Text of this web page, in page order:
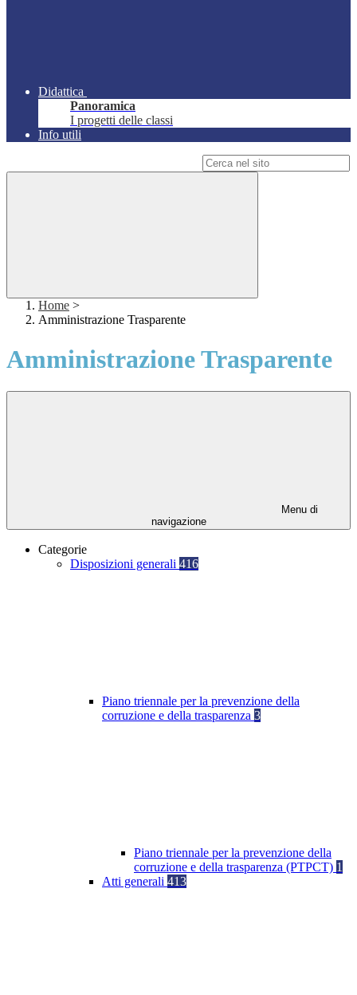
Didattica
Panoramica
I progetti delle classi
Info utili
Home >
Amministrazione Trasparente
Amministrazione Trasparente
Menu di
navigazione
Categorie
Disposizioni generali 416
Piano triennale per la prevenzione della
corruzione e della trasparenza 3
Piano triennale per la prevenzione della
corruzione e della trasparenza (PTPCT) 1
Atti generali 413